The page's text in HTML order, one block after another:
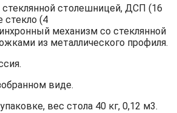
столешницей, ДСП (16
стекло (4
механизм со стеклянной
из металлического профиля.
виде.
вес стола 40 кг, 0,12 м3.